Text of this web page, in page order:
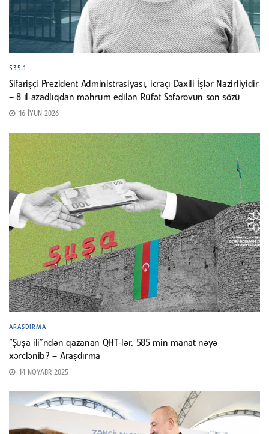
535.1
Sifarişçi Prezident Administrasiyası, icraçı Daxili İşlər Nazirliyidir
– 8 il azadlıqdan məhrum edilən Rüfət Səfərovun son sözü
16 İYUN 2026
ARAŞDIRMA
“Şuşa ili”ndən qazanan QHT-lər. 585 min manat nəyə
xərclənib? – Araşdırma
14 NOYABR 2025